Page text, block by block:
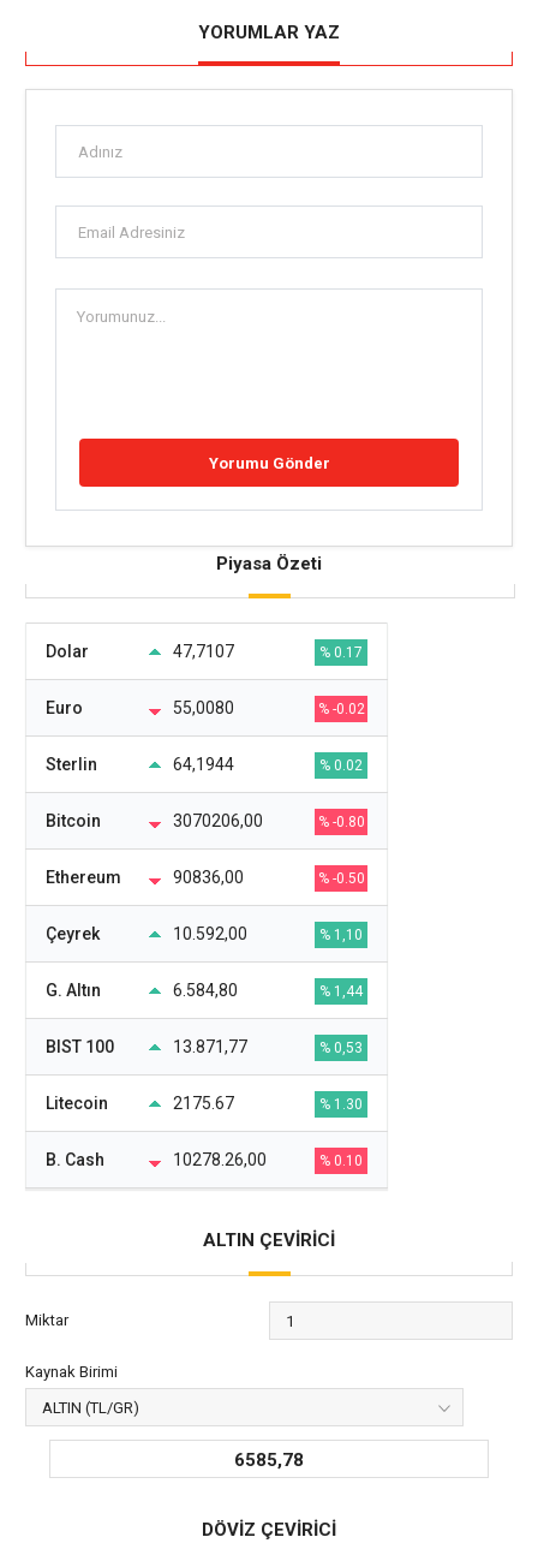
YORUMLAR YAZ
Piyasa Özeti
Dolar 47,7107 % 0.17
Euro 55,0080 % -0.02
Sterlin 64,1944 % 0.02
Bitcoin 3070206,00 % -0.80
Ethereum 90836,00 % -0.50
Çeyrek 10.592,00 % 1,10
G. Altın 6.584,80 % 1,44
BIST 100 13.871,77 % 0,53
Litecoin 2175.67 % 1.30
B. Cash 10278.26,00 % 0.10
ALTIN ÇEVİRİCİ
Miktar
Kaynak Birimi
6585,78
DÖVİZ ÇEVİRİCİ